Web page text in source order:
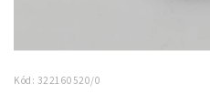
Kód: 322160520/0